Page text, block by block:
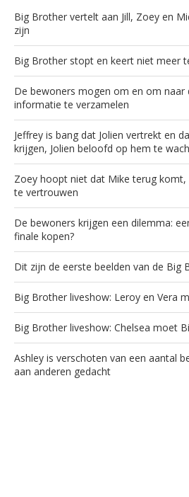
Big Brother vertelt aan Jill, Zoey en
zijn
Big Brother stopt en keert niet meer
De bewoners mogen om en om
informatie te verzamelen
Jeffrey is bang dat Jolien vertrekt en
krijgen, Jolien beloofd op hem te
Zoey hoopt niet dat Mike terug komt,
te vertrouwen
De bewoners krijgen een dilemma:
finale kopen?
Dit zijn de eerste beelden van de Big
Big Brother liveshow: Leroy en Vera
Big Brother liveshow: Chelsea moet
Ashley is verschoten van een aantal
aan anderen gedacht